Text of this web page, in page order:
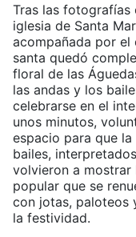
Tras las fotografías
iglesia de Santa
acompañada por el
santa quedó
floral de las
las andas y los
celebrarse en el
unos minutos,
espacio para que
bailes,
volvieron a mostrar
popular que se
con jotas, paloteos
la festividad.